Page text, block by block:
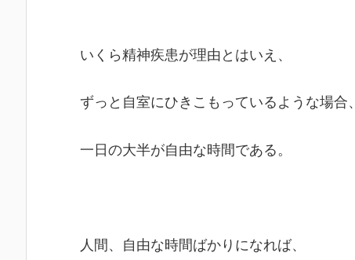
いくら精神疾患が理由とはいえ、
ずっと自室にひきこもっているような場合、
一日の大半が自由な時間である。
人間、自由な時間ばかりになれば、